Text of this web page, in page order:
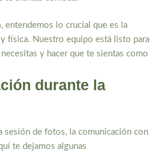
, entendemos lo crucial que es la
física. Nuestro equipo está listo para
y hacer que te sientas como
durante la
sesión de fotos, la comunicación con
te dejamos algunas